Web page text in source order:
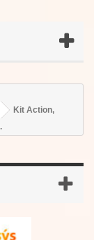
Kit Action,